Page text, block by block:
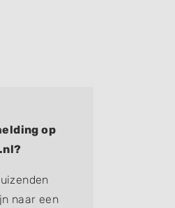
op
naar een